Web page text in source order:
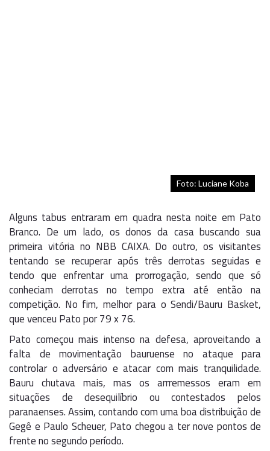
Foto: Luciane Koba
Alguns tabus entraram em quadra nesta noite em Pato
Branco. De um lado, os donos da casa buscando sua
primeira vitória no NBB CAIXA. Do outro, os visitantes
tentando se recuperar após três derrotas seguidas e
tendo que enfrentar uma prorrogação, sendo que só
conheciam derrotas no tempo extra até então na
competição. No fim, melhor para o Sendi/Bauru Basket,
que venceu Pato por 79 x 76.
Pato começou mais intenso na defesa, aproveitando a
falta de movimentação bauruense no ataque para
controlar o adversário e atacar com mais tranquilidade.
Bauru chutava mais, mas os arrremessos eram em
situações de desequilíbrio ou contestados pelos
paranaenses. Assim, contando com uma boa distribuição de
Gegê e Paulo Scheuer, Pato chegou a ter nove pontos de
frente no segundo período.